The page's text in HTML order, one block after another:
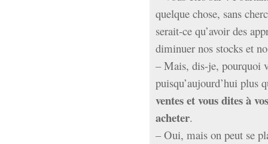
quelque chose, sans
serait-ce qu’avoir des
diminuer nos stocks et
– Mais, dis-je, pourquoi
puisqu’aujourd’hui plus
ventes et vous dites à
acheter.
– Oui, mais on peut se